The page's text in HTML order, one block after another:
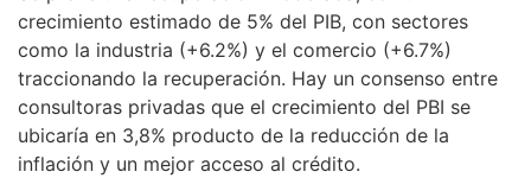
crecimiento estimado de 5% del PIB, con sectores
como la industria (+6.2%) y el comercio (+6.7%)
traccionando la recuperación. Hay un consenso entre
consultoras privadas que el crecimiento del PBI se
ubicaría en 3,8% producto de la reducción de la
inflación y un mejor acceso al crédito.